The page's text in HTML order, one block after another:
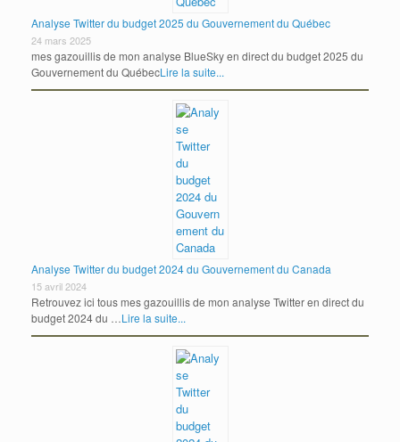
Analyse Twitter du budget 2025 du Gouvernement du Québec
24 mars 2025
mes gazouillis de mon analyse BlueSky en direct du budget 2025 du
Gouvernement du QuébecLire la suite...
Analyse Twitter du budget 2024 du Gouvernement du Canada
15 avril 2024
Retrouvez ici tous mes gazouillis de mon analyse Twitter en direct du
budget 2024 du …Lire la suite...